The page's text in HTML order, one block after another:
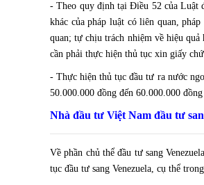
- Theo quy định tại Điều 52 của Luật
khác của pháp luật có liên quan,
quan; tự chịu trách nhiệm về hiệu
cần phải thực hiện thủ tục xin giấy
- Thực hiện thủ tục đầu tư ra nước
50.000.000 đồng đến 60.000.000
Nhà đầu tư Việt Nam đầu tư
Về phần chủ thể đầu tư sang
tục đầu tư sang Venezuela, cụ thể